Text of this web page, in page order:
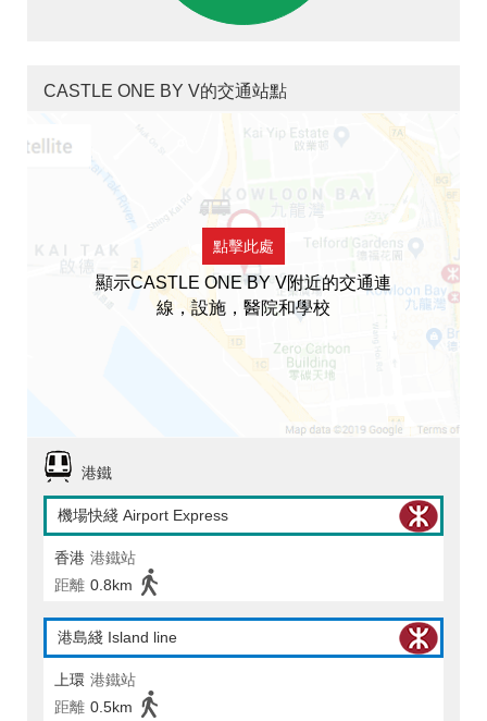
CASTLE ONE BY V的交通站點
點擊此處
顯示CASTLE ONE BY V附近的交通連
線，設施，醫院和學校
港鐵
機場快綫 Airport Express
香港 港鐵站
距離 0.8km
港島綫 Island line
上環 港鐵站
距離 0.5km